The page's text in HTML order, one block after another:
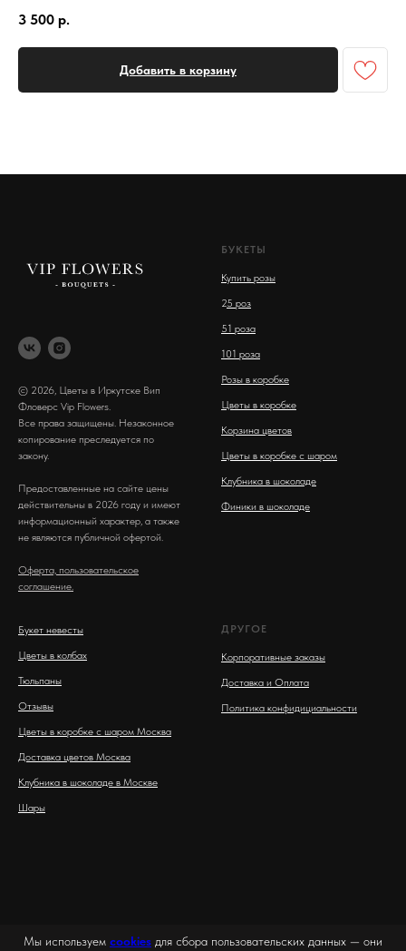
3 500 р.
Добавить в корзину
© 2026, Цветы в Иркутске Вип
Фловерс Vip Flowers.
Все права защищены. Незаконное
копирование преследуется по
закону.
Предоставленные на сайте цены
действительны в 2026 году и имеют
информационный характер, а также
не являются публичной офертой.
Оферта, пользовательское
соглашение.
БУКЕТЫ
Купить розы
25 роз
51 роза
101 роза
Розы в коробке
Цветы в коробке
Корзина цветов
Цветы в коробке с шаром
Клубника в шоколаде
Финики в шоколаде
Букет невесты
Цветы в колбах
Тюльпаны
Отзывы
Цветы в коробке с шаром Москва
Доставка цветов Москва
Клубника в шоколаде в Москве
Шары
ДРУГОЕ
Корпоративные заказы
Доставка и Оплата
Политика конфидициальности
Мы используем cookies для сбора пользовательских данных — они